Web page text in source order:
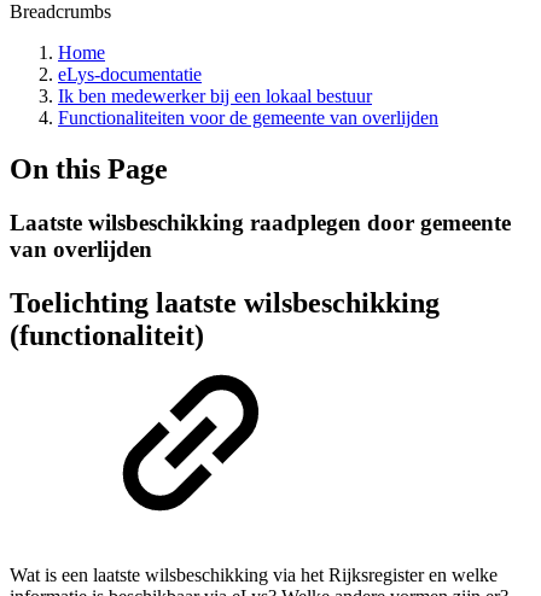
Breadcrumbs
Home
eLys-documentatie
Ik ben medewerker bij een lokaal bestuur
Functionaliteiten voor de gemeente van overlijden
On this Page
Laatste wilsbeschikking raadplegen door gemeente
van overlijden
Toelichting laatste wilsbeschikking
(functionaliteit)
Wat is een laatste wilsbeschikking via het Rijksregister en welke